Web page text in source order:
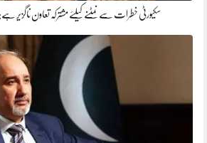
سکیورٹی خطرات سے نمٹنے کیلئے مشترکہ تعاون